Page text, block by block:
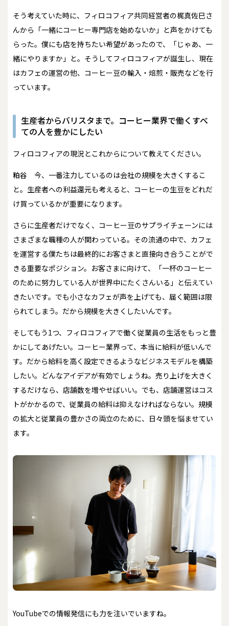
そう考えていた時に、フィロコフィア共同経営者の梶真佐巳さ
んから「一緒にコーヒー専門店を始めないか」と声をかけても
らった。僕にも店を持ちたい希望があったので、「じゃあ、一
緒にやりますか」と。そうしてフィロコフィアが誕生し、現在
はカフェの運営の他、コーヒー豆の輸入・焙煎・販売などを行
っています。
生産者からバリスタまで。コーヒー業界で働くすべ
ての人を豊かにしたい
――フィロコフィアの現況とこれからについて教えてください。
粕谷
今、一番注力しているのは会社の規模を大きくするこ
と。生産者への利益還元も考えると、コーヒーの生豆をどれだ
け買っているかが重要になります。
さらに生産者だけでなく、コーヒー豆のサプライチェーンには
さまざまな職種の人が関わっている。その流通の中で、カフェ
を運営する僕たちは最終的にお客さまと直接向き合うことがで
きる重要なポジション。お客さまに向けて、「一杯のコーヒー
のために努力している人が世界中にたくさんいる」と伝えてい
きたいです。でも小さなカフェが声を上げても、届く範囲は限
られてしまう。だから規模を大きくしたいんです。
そしてもう1つ、フィロコフィアで働く従業員の生活をもっと豊
かにしてあげたい。コーヒー業界って、本当に給料が低いんで
す。だから給料を高く設定できるようなビジネスモデルを構築
したい。どんなアイデアが有効でしょうね。売り上げを大きく
するだけなら、店舗数を増やせばいい。でも、店舗運営はコス
トがかかるので、従業員の給料は抑えなければならない。規模
の拡大と従業員の豊かさの両立のために、日々頭を悩ませてい
ます。
――YouTubeでの情報発信にも力を注いでいますね。